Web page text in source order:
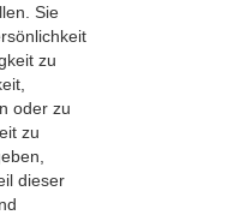
Sie
zu
oder zu
zu
dieser